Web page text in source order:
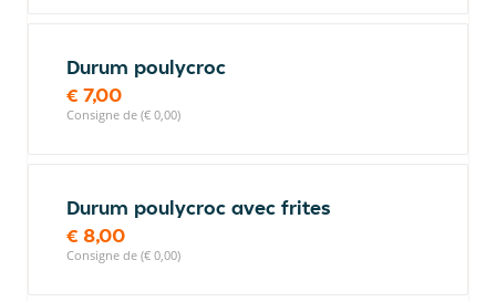
Durum poulycroc
€ 7,00
Consigne de (€ 0,00)
Durum poulycroc avec frites
€ 8,00
Consigne de (€ 0,00)